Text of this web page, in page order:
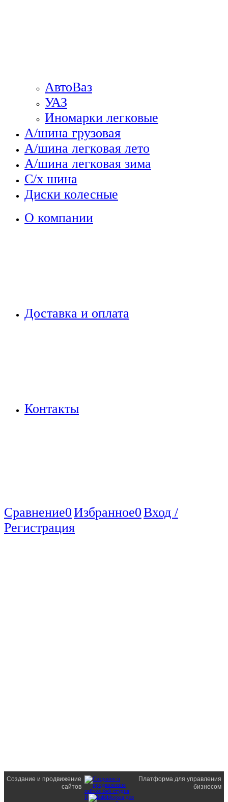
АвтоВаз
УАЗ
Иномарки легковые
А/шина грузовая
А/шина легковая лето
А/шина легковая зима
С/х шина
Диски колесные
О компании
Доставка и оплата
Контакты
Сравнение0Избранное0Вход /
Регистрация
Создание и продвижение
сайтов
Платформа для управления
бизнесом